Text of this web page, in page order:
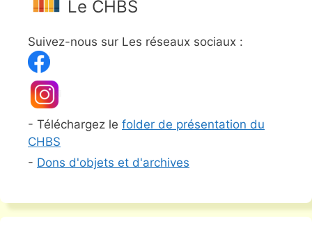
Le CHBS
Suivez-nous sur Les réseaux sociaux :
- Téléchargez le folder de présentation du
CHBS
- Dons d'objets et d'archives